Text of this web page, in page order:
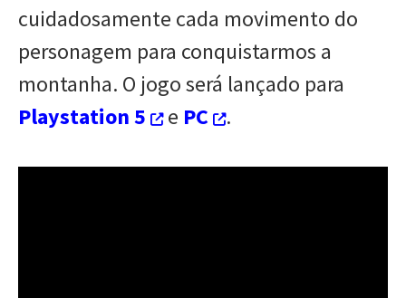
cuidadosamente cada movimento do
personagem para conquistarmos a
montanha. O jogo será lançado para
Playstation 5
e PC .